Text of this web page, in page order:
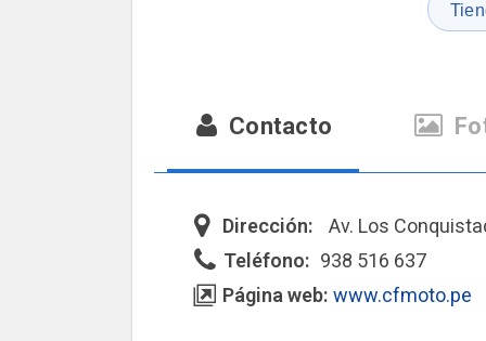
Contacto
Dirección:
Av. Los
Teléfono: 938 516 637
Página web: www.cfmoto.pe